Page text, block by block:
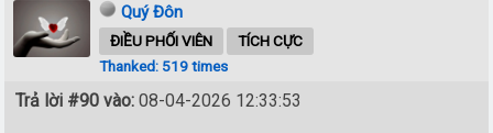
Quý Đôn
ĐIỀU PHỐI VIÊN
TÍCH CỰC
Thanked: 519 times
Trả lời #90 vào: 08-04-2026 12:33:53